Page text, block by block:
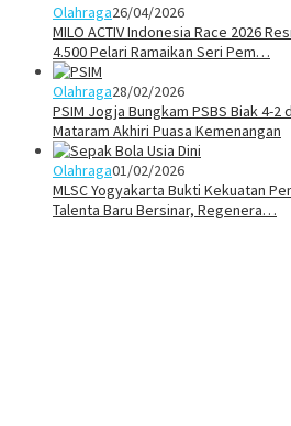
Olahraga26/04/2026
MILO ACTIV Indonesia Race 2026
4.500 Pelari Ramaikan Seri Pem…
Olahraga28/02/2026
PSIM Jogja Bungkam PSBS Biak 4-
Mataram Akhiri Puasa Kemenangan
Olahraga01/02/2026
MLSC Yogyakarta Bukti Kekuatan
Talenta Baru Bersinar, Regenera…